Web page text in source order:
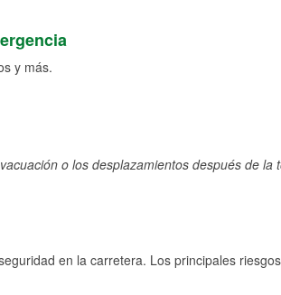
y más.
o los desplazamientos después de la
en la carretera. Los principales